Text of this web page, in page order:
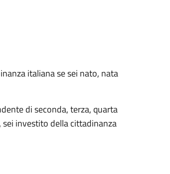
italiana se sei nato, nata
di seconda, terza, quarta
investito della cittadinanza